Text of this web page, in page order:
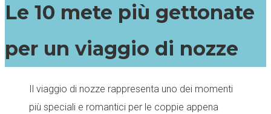
Le 10 mete più gettonate
per un viaggio di nozze
Il viaggio di nozze rappresenta uno dei momenti
più speciali e romantici per le coppie appena